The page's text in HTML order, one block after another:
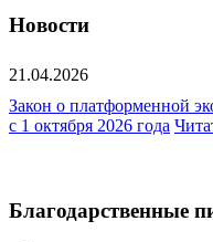
Новости
21.04.2026
Закон о платформенной
с 1 октября 2026 года
Благодарственные